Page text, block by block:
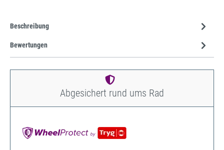
Beschreibung
Bewertungen
Abgesichert rund ums Rad